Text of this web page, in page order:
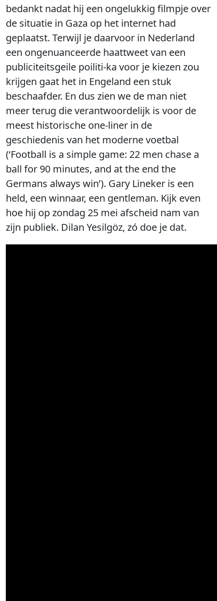
bedankt nadat hij een ongelukkig filmpje over
de situatie in Gaza op het internet had
geplaatst. Terwijl je daarvoor in Nederland
een ongenuanceerde haattweet van een
publiciteitsgeile poiliti-ka voor je kiezen zou
krijgen gaat het in Engeland een stuk
beschaafder. En dus zien we de man niet
meer terug die verantwoordelijk is voor de
meest historische one-liner in de
geschiedenis van het moderne voetbal
(‘Football is a simple game: 22 men chase a
ball for 90 minutes, and at the end the
Germans always win’). Gary Lineker is een
held, een winnaar, een gentleman. Kijk even
hoe hij op zondag 25 mei afscheid nam van
zijn publiek. Dilan Yesilgöz, zó doe je dat.